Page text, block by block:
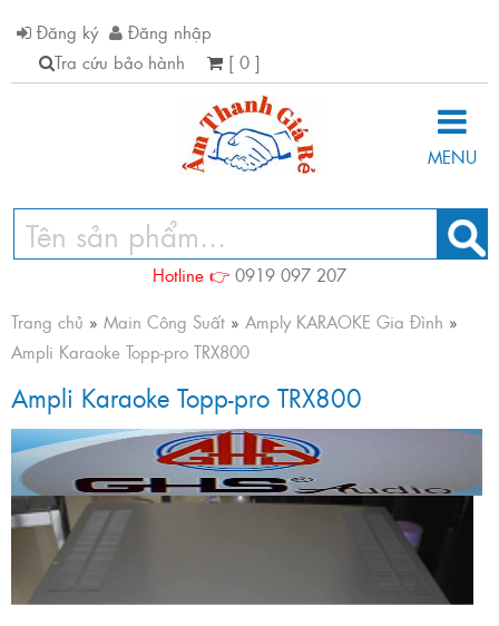
Đăng ký
Đăng nhập
Tra cứu bảo hành
[ 0 ]
MENU
Hotline 👉 0919 097 207
Trang chủ » Main Công Suất » Amply KARAOKE Gia Đình »
Ampli Karaoke Topp-pro TRX800
Ampli Karaoke Topp-pro TRX800